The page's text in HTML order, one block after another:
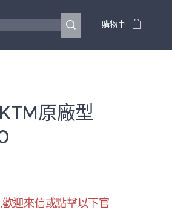
購物車
原廠型
迎來信或點擊以下官